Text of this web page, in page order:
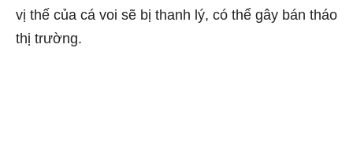
vị thế của cá voi sẽ bị thanh lý, có thể gây bán tháo
thị trường.